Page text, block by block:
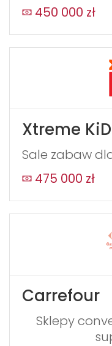
field 450 000 zł
Xtreme
Sale zabaw
475 000 zł
Carrefour
Sklepy